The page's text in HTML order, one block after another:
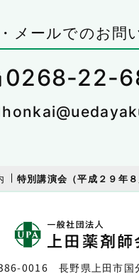
メールでのお問
0268-22-
特別講演会（平成２９年８
0016 長野県上田市国